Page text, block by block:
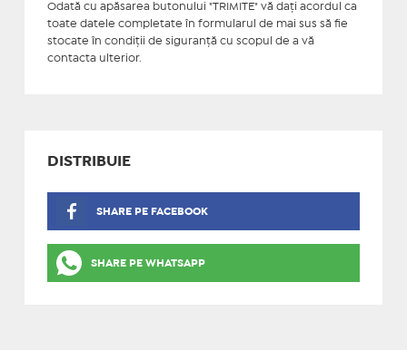
Odată cu apăsarea butonului "TRIMITE" vă daţi acordul ca
toate datele completate în formularul de mai sus să fie
stocate în condiţii de siguranţă cu scopul de a vă
contacta ulterior.
DISTRIBUIE
SHARE PE FACEBOOK
SHARE PE WHATSAPP